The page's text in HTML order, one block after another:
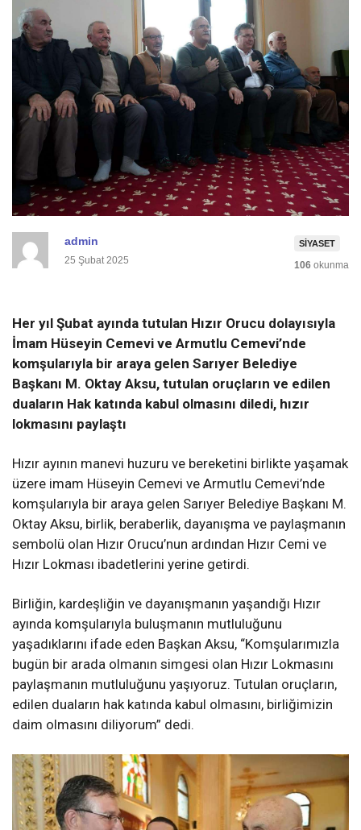
admin
25 Şubat 2025
SIYASET
106 okunma
Her yıl Şubat ayında tutulan Hızır Orucu dolayısıyla
İmam Hüseyin Cemevi ve Armutlu Cemevi’nde
komşularıyla bir araya gelen Sarıyer Belediye
Başkanı M. Oktay Aksu, tutulan oruçların ve edilen
duaların Hak katında kabul olmasını diledi, hızır
lokmasını paylaştı
Hızır ayının manevi huzuru ve bereketini birlikte yaşamak
üzere imam Hüseyin Cemevi ve Armutlu Cemevi’nde
komşularıyla bir araya gelen Sarıyer Belediye Başkanı M.
Oktay Aksu, birlik, beraberlik, dayanışma ve paylaşmanın
sembolü olan Hızır Orucu’nun ardından Hızır Cemi ve
Hızır Lokması ibadetlerini yerine getirdi.
Birliğin, kardeşliğin ve dayanışmanın yaşandığı Hızır
ayında komşularıyla buluşmanın mutluluğunu
yaşadıklarını ifade eden Başkan Aksu, “Komşularımızla
bugün bir arada olmanın simgesi olan Hızır Lokmasını
paylaşmanın mutluluğunu yaşıyoruz. Tutulan oruçların,
edilen duaların hak katında kabul olmasını, birliğimizin
daim olmasını diliyorum” dedi.